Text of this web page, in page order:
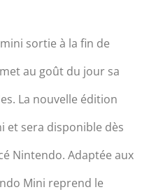
sortie à la fin de
au goût du jour sa
La nouvelle édition
et sera disponible dès
Nintendo. Adaptée aux
Mini reprend le